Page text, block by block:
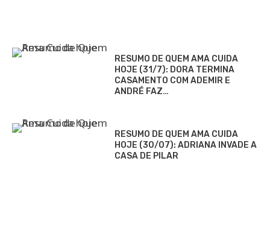
RESUMO DE QUEM AMA CUIDA
HOJE (31/7): DORA TERMINA
CASAMENTO COM ADEMIR E
ANDRÉ FAZ…
RESUMO DE QUEM AMA CUIDA
HOJE (30/07): ADRIANA INVADE A
CASA DE PILAR